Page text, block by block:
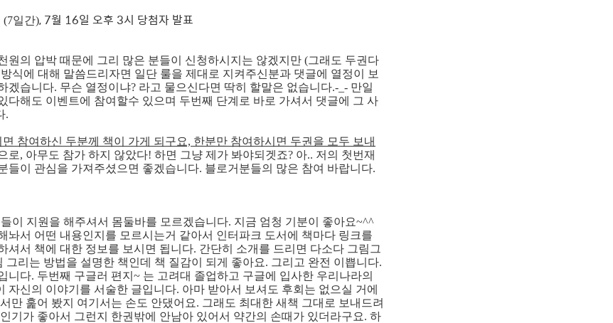
(7일간), 7월 16일 오후 3시 당첨자 발표
원의 압박 때문에 그리 많은 분들이 신청하시지는 않겠지만 (그래도 두권다
식에 대해 말씀드리자면 일단 룰을 제대로 지켜주신분과 댓글에 열정이 보
겠습니다. 무슨 열정이냐? 라고 물으신다면 딱히 할말은 없습니다.-_- 만일
다해도 이벤트에 참여할수 있으며 두번째 단계로 바로 가셔서 댓글에 그 사
.
참여하신 두분께 책이 가게 되구요, 한분만 참여하시면 두권을 모두 보내
로, 아무도 참가 하지 않았다! 하면 그냥 제가 봐야되겟죠? 아.. 저의 첫번재
들이 관심을 가져주셨으면 좋겠습니다. 블로거분들의 많은 참여 바랍니다.
이 지원을 해주셔서 몸둘바를 모르겠습니다. 지금 엄청 기분이 좋아요~^^
놔서 어떤 내용인지를 모르시는거 같아서 인터파크 도서에 책마다 링크를
셔서 책에 대한 정보를 보시면 됩니다. 간단히 소개를 드리면 다소다 그림그
그리는 방법을 설명한 책인데 책 질감이 되게 좋아요. 그리고 완전 이쁩니다.
니다. 두번째 구글러 편지~ 는 고려대 졸업하고 구글에 입사한 우리나라의
자신의 이야기를 서술한 글입니다. 아마 받아서 보셔도 후회는 없으실 거에
만 훑어 봤지 여기서는 손도 안댔어요. 그래도 최대한 새책 그대로 보내드려
기가 좋아서 그런지 한권밖에 안남아 있어서 약간의 손때가 있더라구요. 하